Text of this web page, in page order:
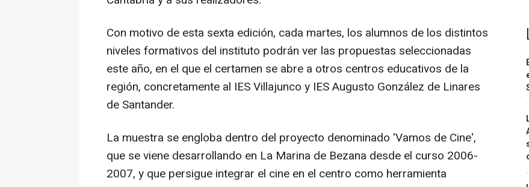
Con motivo de esta sexta edición, cada martes, los alumnos de los distintos
niveles formativos del instituto podrán ver las propuestas seleccionadas
este año, en el que el certamen se abre a otros centros educativos de la
región, concretamente al IES Villajunco y IES Augusto González de Linares
de Santander.
La muestra se engloba dentro del proyecto denominado 'Vamos de Cine',
que se viene desarrollando en La Marina de Bezana desde el curso 2006-
2007, y que persigue integrar el cine en el centro como herramienta